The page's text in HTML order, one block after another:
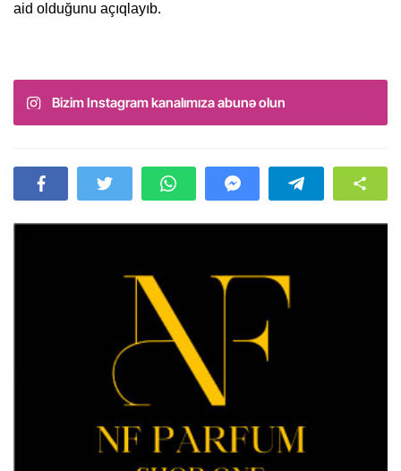
aid olduğunu açıqlayıb.
Bizim Instagram kanalımıza abunə olun